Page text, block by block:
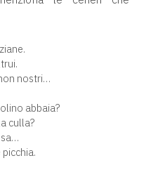
nostri…
abbaia?
culla?
picchia.